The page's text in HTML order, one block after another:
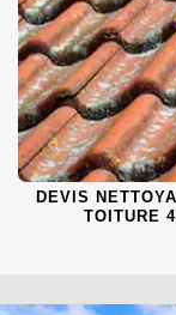
DEVIS
TOITURE